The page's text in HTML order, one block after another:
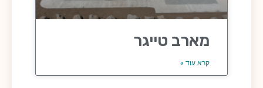
מארב טייגר
קרא עוד »